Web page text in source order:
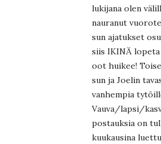
lukijana olen
nauranut
sun ajatukset
siis IKINÄ
oot huikee!
sun ja Joelin
vanhempia
Vauva/lapsi/
postauksia on
kuukausina